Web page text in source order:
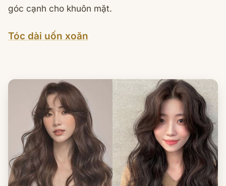
góc cạnh cho khuôn mặt.
Tóc dài uốn xoăn